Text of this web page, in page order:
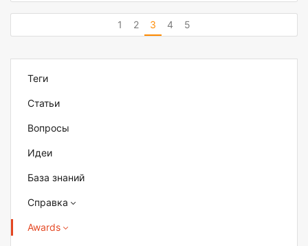
1 2 3 4 5
Теги
Статьи
Вопросы
Идеи
База знаний
Справка
Awards